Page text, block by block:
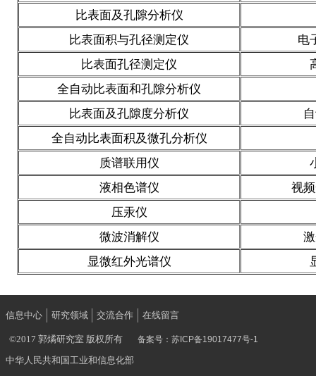
比表面及孔隙分析仪
比表面积与孔径测定仪
电
比表面孔径测定仪
全自动比表面和孔隙分析仪
比表面及孔隙度分析仪
全自动比表面积及微孔分析仪
质谱联用仪
液相色谱仪
视
压汞仪
微波消解仪
显微红外光谱仪
信息中心 研究领域 交流合作 在线留言
©2017 郭燏研究室 版权所有 备案号： 苏ICP备19017477号-1
中华人民共和国工业和信息化部